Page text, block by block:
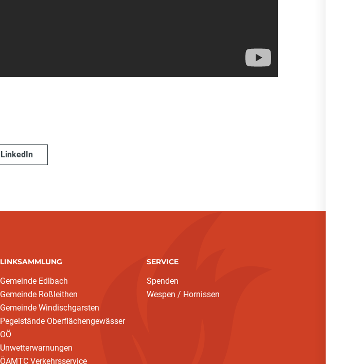
LinkedIn
LINKSAMMLUNG
Gemeinde Edlbach
Gemeinde Roßleithen
Gemeinde Windischgarsten
Pegelstände Oberflächengewässer
OÖ
Unwetterwarnungen
ÖAMTC Verkehrsservice
SERVICE
Spenden
Wespen / Hornissen